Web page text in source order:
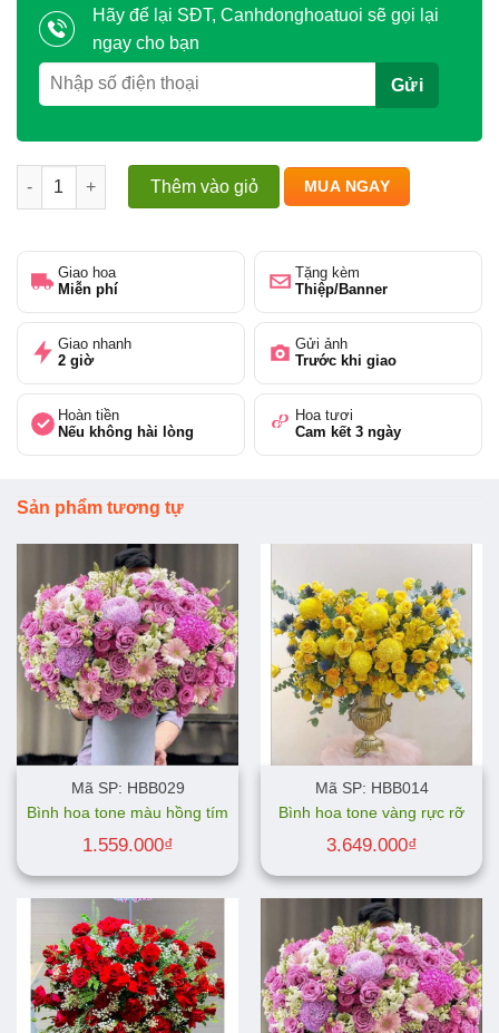
Hãy để lại SĐT, Canhdonghoatuoi sẽ gọi lại
ngay cho bạn
Bình hoa hồng - Tone màu bắt mắt số lượng
Thêm vào giỏ MUA NGAY
Giao hoa
Miễn phí
Tặng kèm
Thiệp/Banner
Giao nhanh
2 giờ
Gửi ảnh
Trước khi giao
Hoàn tiền
Nếu không hài lòng
Hoa tươi
Cam kết 3 ngày
Sản phẩm tương tự
Mã SP: HBB029
Bình hoa tone màu hồng tím
1.559.000₫
Mã SP: HBB014
Bình hoa tone vàng rực rỡ
3.649.000₫